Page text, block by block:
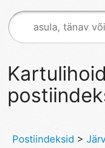
Postiindeksid >